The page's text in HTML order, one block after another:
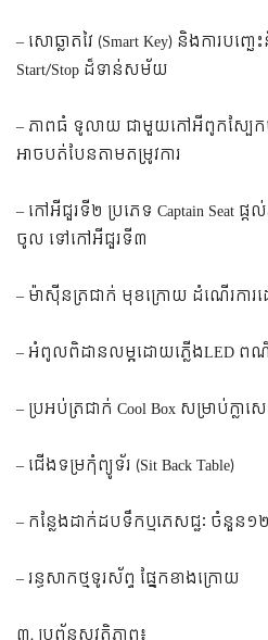
– សោឆ្លាតវៃ (Smart Key) និងការប
Start/Stop ដ៏ទាន់សម័យ
– ភាពធំ ទូលាយ ជាមួយកៅអីពូកស្ប
អាចបត់បែនតាមតម្រូវការ
– កៅអីជួរទី២ ប្រភេទ Captain Seat ផ្
ចូល ទៅកៅអីជួរទី៣
– ​ម៉ាស៊ីនត្រជាក់ មុខក្រោយ ដំណើរការ
– អំពូលពិដានលម្អដោយភ្លើងLED ពណ៌
– ប្រអប់ត្រជាក់ Cool Box សម្រាប់ក្លាស
– ជើងទម្រកុំព្យូទ័រ (Sit Back Table)
– កន្លែងដាក់ដបទឹកឬភេសជ្ជៈ ចំនួន១២
– រន្ធសាកថ្មទូរស័ព្ទ ផ្នែកខាងក្រោយ